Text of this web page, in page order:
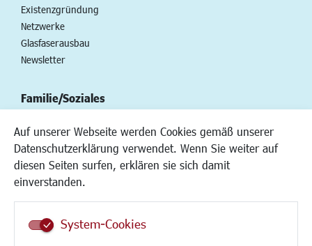
Auf unserer Webseite werden Cookies gemäß unserer
Datenschutzerklärung verwendet. Wenn Sie weiter auf
diesen Seiten surfen, erklären sie sich damit
einverstanden.
System-Cookies
Existenzgründung
Netzwerke
Glasfaserausbau
Newsletter
Familie/Soziales
Kinderbetreuung
Kinder und Jugend
Institutionen für Familien
Frauen
Schule